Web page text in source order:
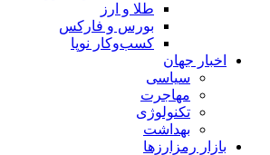
طلا و ارز
بورس و فارکس
کسب‌وکار نوپا
اخبار جهان
سیاسی
مهاجرت
تکنولوژی
بهداشت
بازار رمزارزها